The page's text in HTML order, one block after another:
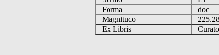
Forma
doc
Magnitudo
Ex Libris